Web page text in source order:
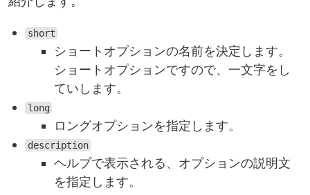
short
ショートオプションの名前を決定します。
ショートオプションですので、一文字をし
ていします。
long
ロングオプションを指定します。
description
ヘルプで表示される、オプションの説明文
を指定します。